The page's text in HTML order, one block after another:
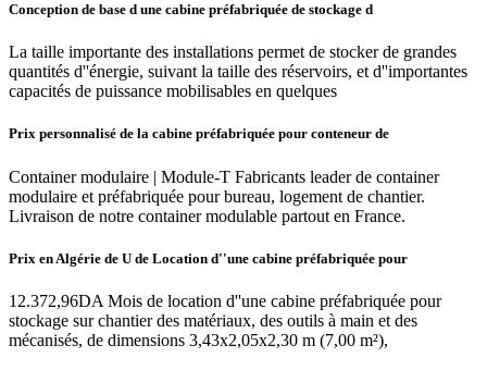
Conception de base d une cabine préfabriquée de stockage d
La taille importante des installations permet de stocker de grandes
quantités d''énergie, suivant la taille des réservoirs, et d''importantes
capacités de puissance mobilisables en quelques
Prix personnalisé de la cabine préfabriquée pour conteneur de
Container modulaire | Module-T Fabricants leader de container
modulaire et préfabriquée pour bureau, logement de chantier.
Livraison de notre container modulable partout en France.
Prix en Algérie de U de Location d''une cabine préfabriquée pour
12.372,96DA Mois de location d''une cabine préfabriquée pour
stockage sur chantier des matériaux, des outils à main et des
mécanisés, de dimensions 3,43x2,05x2,30 m (7,00 m²),